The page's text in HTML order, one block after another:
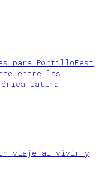
para PortilloFest
entre las
Latina
un viaje al vivir y